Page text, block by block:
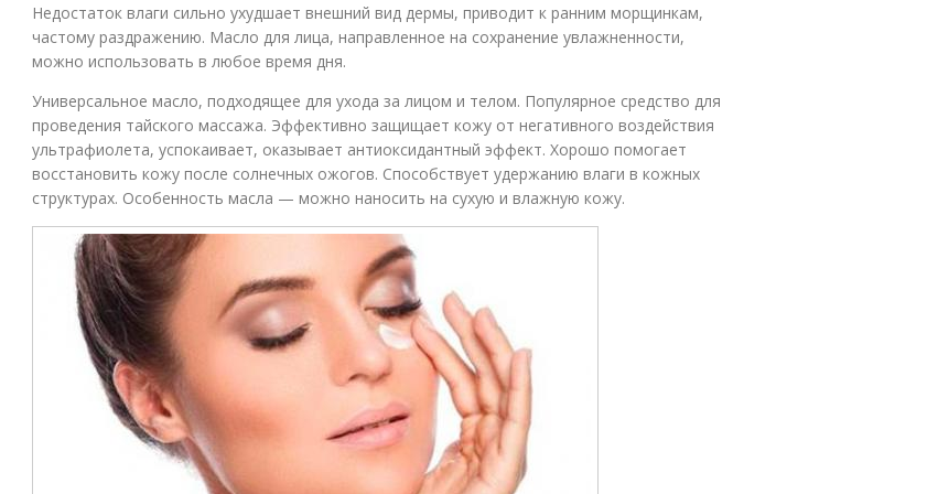
Недостаток влаги сильно ухудшает внешний вид дермы, приводит к ранним морщинкам,
частому раздражению. Масло для лица, направленное на сохранение увлажненности,
можно использовать в любое время дня.
Универсальное масло, подходящее для ухода за лицом и телом. Популярное средство для
проведения тайского массажа. Эффективно защищает кожу от негативного воздействия
ультрафиолета, успокаивает, оказывает антиоксидантный эффект. Хорошо помогает
восстановить кожу после солнечных ожогов. Способствует удержанию влаги в кожных
структурах. Особенность масла — можно наносить на сухую и влажную кожу.